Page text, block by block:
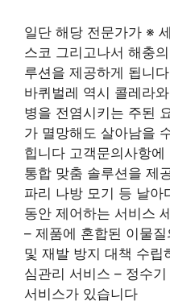
일단 해당 전문가가 ※
스코 그리고나서 해충
루션을 제공하게 됩니다
바퀴벌레 역시 콜레라
병을 전염시키는 주된
가 멸망해도 살아남을
힙니다 고객문의사항
통합 맞춤 솔루션을 제
파리 나방 모기 등 날
동안 제어하는 서비스
– 제품에 혼합된 이물
및 재발 방지 대책 수립
심관리 서비스 – 정수
서비스가 있습니다